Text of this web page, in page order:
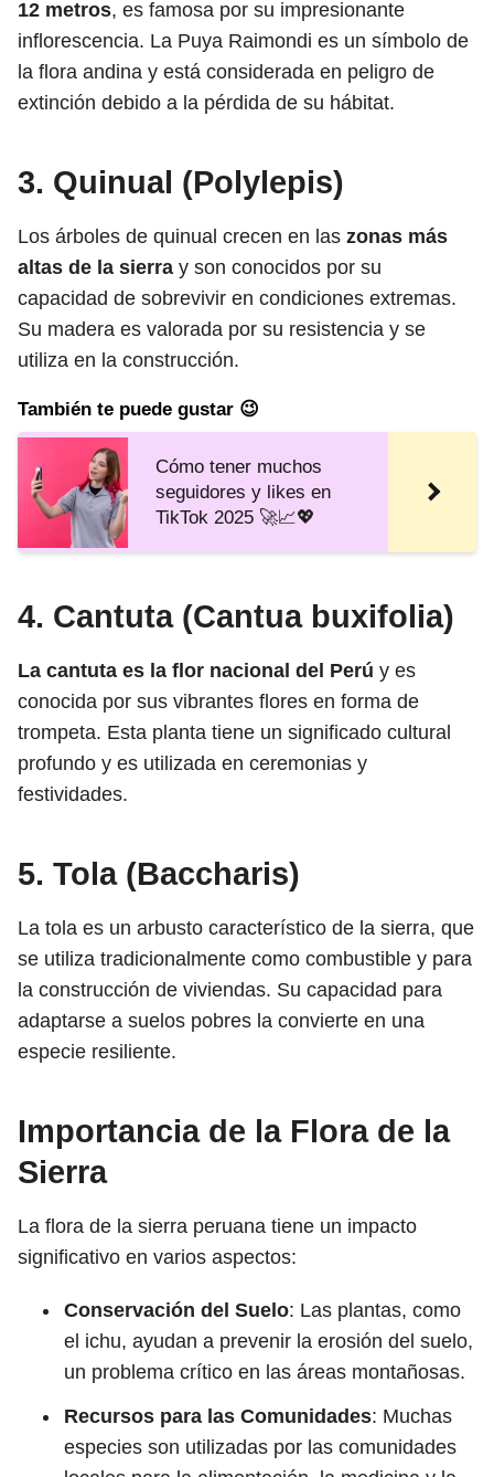
12 metros, es famosa por su impresionante
inflorescencia. La Puya Raimondi es un símbolo de
la flora andina y está considerada en peligro de
extinción debido a la pérdida de su hábitat.
3. Quinual (Polylepis)
Los árboles de quinual crecen en las zonas más
altas de la sierra y son conocidos por su
capacidad de sobrevivir en condiciones extremas.
Su madera es valorada por su resistencia y se
utiliza en la construcción.
También te puede gustar 😉
Cómo tener muchos
seguidores y likes en
TikTok 2025 🚀📈💖
4. Cantuta (Cantua buxifolia)
La cantuta es la flor nacional del Perú y es
conocida por sus vibrantes flores en forma de
trompeta. Esta planta tiene un significado cultural
profundo y es utilizada en ceremonias y
festividades.
5. Tola (Baccharis)
La tola es un arbusto característico de la sierra, que
se utiliza tradicionalmente como combustible y para
la construcción de viviendas. Su capacidad para
adaptarse a suelos pobres la convierte en una
especie resiliente.
Importancia de la Flora de la
Sierra
La flora de la sierra peruana tiene un impacto
significativo en varios aspectos:
Conservación del Suelo: Las plantas, como
el ichu, ayudan a prevenir la erosión del suelo,
un problema crítico en las áreas montañosas.
Recursos para las Comunidades: Muchas
especies son utilizadas por las comunidades